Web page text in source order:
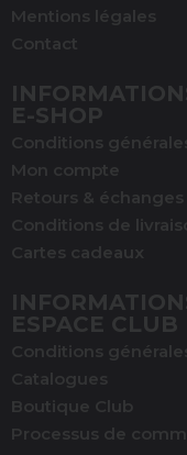
Mentions légales
Contact
E-SHOP
Conditions
Mon compte
Retours & échanges
Conditions de
Cartes cadeaux
ESPACE CLUB
Conditions
Catalogues
Boutique Club
Processus de